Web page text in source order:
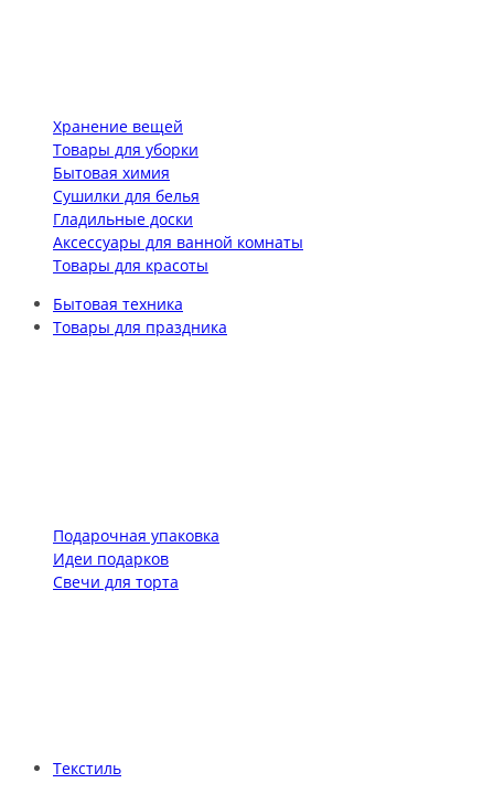
Хранение вещей
Товары для уборки
Бытовая химия
Сушилки для белья
Гладильные доски
Аксессуары для ванной комнаты
Товары для красоты
Бытовая техника
Товары для праздника
Подарочная упаковка
Идеи подарков
Свечи для торта
Текстиль